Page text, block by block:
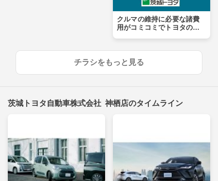
クルマの維持に必要な諸費
用がコミコミでトヨタの新
チラシをもっと見る
茨城トヨタ自動車株式会社 神栖店のタイムライン